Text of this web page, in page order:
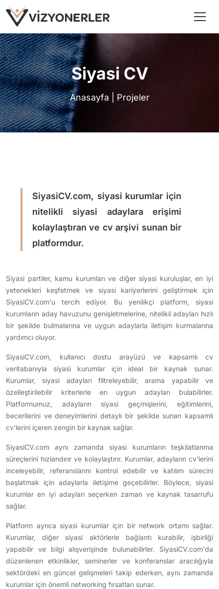
Siyasi CV
Anasayfa Projeler
SiyasiCV.com, siyasi kurumlar için
nitelikli siyasi adaylara erişimi
kolaylaştıran ve cv arşivi sunan bir
platformdur.
Siyasi partiler, kamu kurumları ve diğer siyasi kuruluşlar, en iyi
yetenekleri keşfetmek ve siyasi kariyerlerini geliştirmek için
SiyasiCV.com'u tercih ediyor. Bu yenilikçi platform, siyasi
kurumların aday havuzunu genişletmelerine, nitelikli adayları hızlı
bir şekilde bulmalarına ve uygun adaylarla iletişim kurmalarına
yardımcı oluyor.
SiyasiCV.com, kullanıcı dostu arayüzü ve kapsamlı cv
veritabanıyla siyasi kurumlar için ideal bir kaynak sunar.
Kurumlar, siyasi adayları filtreleyebilir, arama yapabilir ve
özelleştirilebilir kriterlerle en uygun adayları bulabilirler.
Platformumuz, adayların siyasi geçmişlerini, eğitimlerini,
becerilerini ve deneyimlerini detaylı bir şekilde sunan kapsamlı
cv'lerini içeren zengin bir kaynak sağlar.
SiyasiCV.com aynı zamanda siyasi kurumların teşkilatlanma
süreçlerini hızlandırır ve kolaylaştırır. Kurumlar, adayların cv'lerini
inceleyebilir, referanslarını kontrol edebilir ve katılım sürecini
başlatmak için adaylarla iletişime geçebilirler. Böylece, siyasi
kurumlar en iyi adayları seçerken zaman ve kaynak tasarrufu
sağlar.
Platform ayrıca siyasi kurumlar için bir network ortamı sağlar.
Kurumlar, diğer siyasi aktörlerle bağlantı kurabilir, işbirliği
yapabilir ve bilgi alışverişinde bulunabilirler. SiyasiCV.com'da
düzenlenen etkinlikler, seminerler ve konferanslar aracılığıyla
sektördeki en güncel gelişmeleri takip ederken, aynı zamanda
kurumlar için önemli networking fırsatları sunar.